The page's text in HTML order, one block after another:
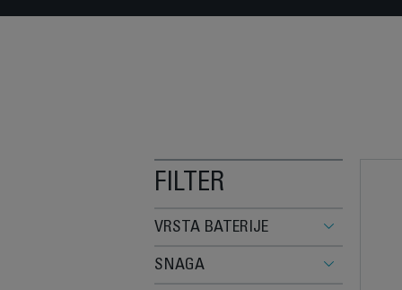
FILTER
VRSTA BATERIJE
Litijumski joni (51)
SNAGA